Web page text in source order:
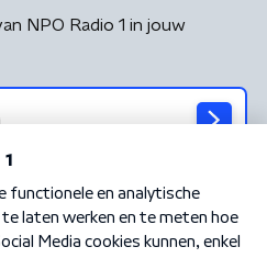
NPO Radio 1 in jouw